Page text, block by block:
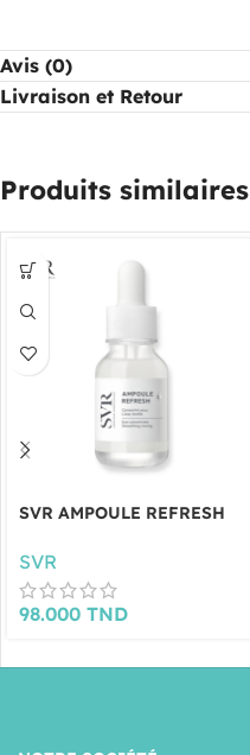
Avis (0)
Livraison et Retour
Produits similaires
SVR AMPOULE REFRESH
SVR
98.000 TND